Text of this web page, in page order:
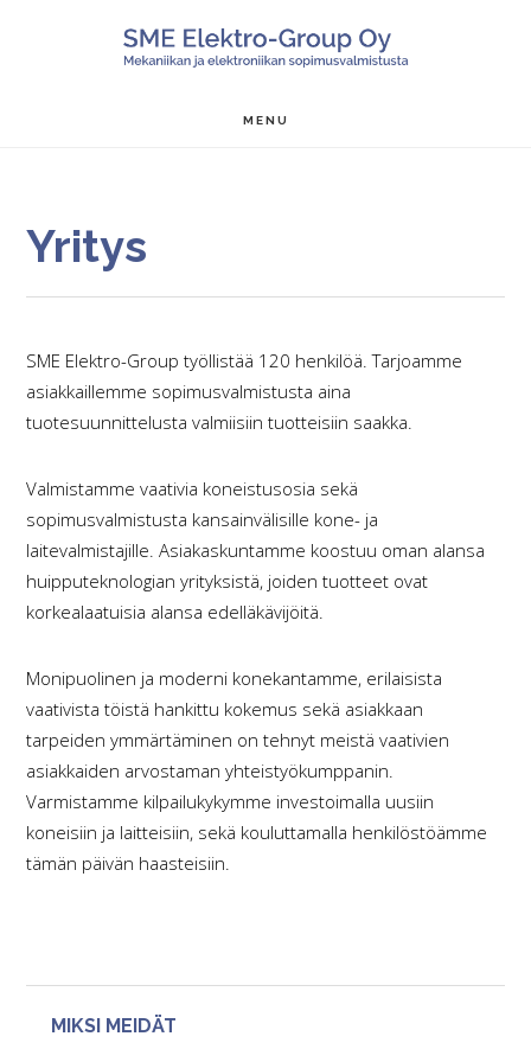
alatunnisteeseen
MENU
Yritys
SME Elektro-Group työllistää 120 henkilöä. Tarjoamme
asiakkaillemme sopimusvalmistusta aina
tuotesuunnittelusta valmiisiin tuotteisiin saakka.
Valmistamme vaativia koneistusosia sekä
sopimusvalmistusta kansainvälisille kone- ja
laitevalmistajille. Asiakaskuntamme koostuu oman alansa
huipputeknologian yrityksistä, joiden tuotteet ovat
korkealaatuisia alansa edelläkävijöitä.
Monipuolinen ja moderni konekantamme, erilaisista
vaativista töistä hankittu kokemus sekä asiakkaan
tarpeiden ymmärtäminen on tehnyt meistä vaativien
asiakkaiden arvostaman yhteistyökumppanin.
Varmistamme kilpailukykymme investoimalla uusiin
koneisiin ja laitteisiin, sekä kouluttamalla henkilöstöämme
tämän päivän haasteisiin.
Ensisijainen
MIKSI MEIDÄT